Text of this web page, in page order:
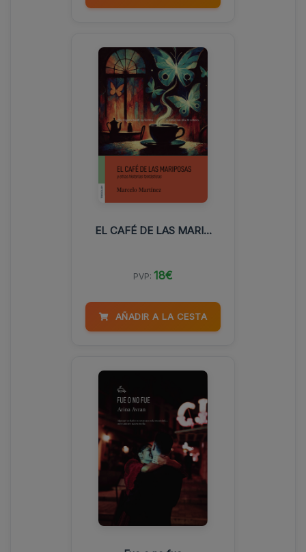
EL CAFÉ DE LAS MARI...
PVP: 18€
AÑADIR A LA CESTA